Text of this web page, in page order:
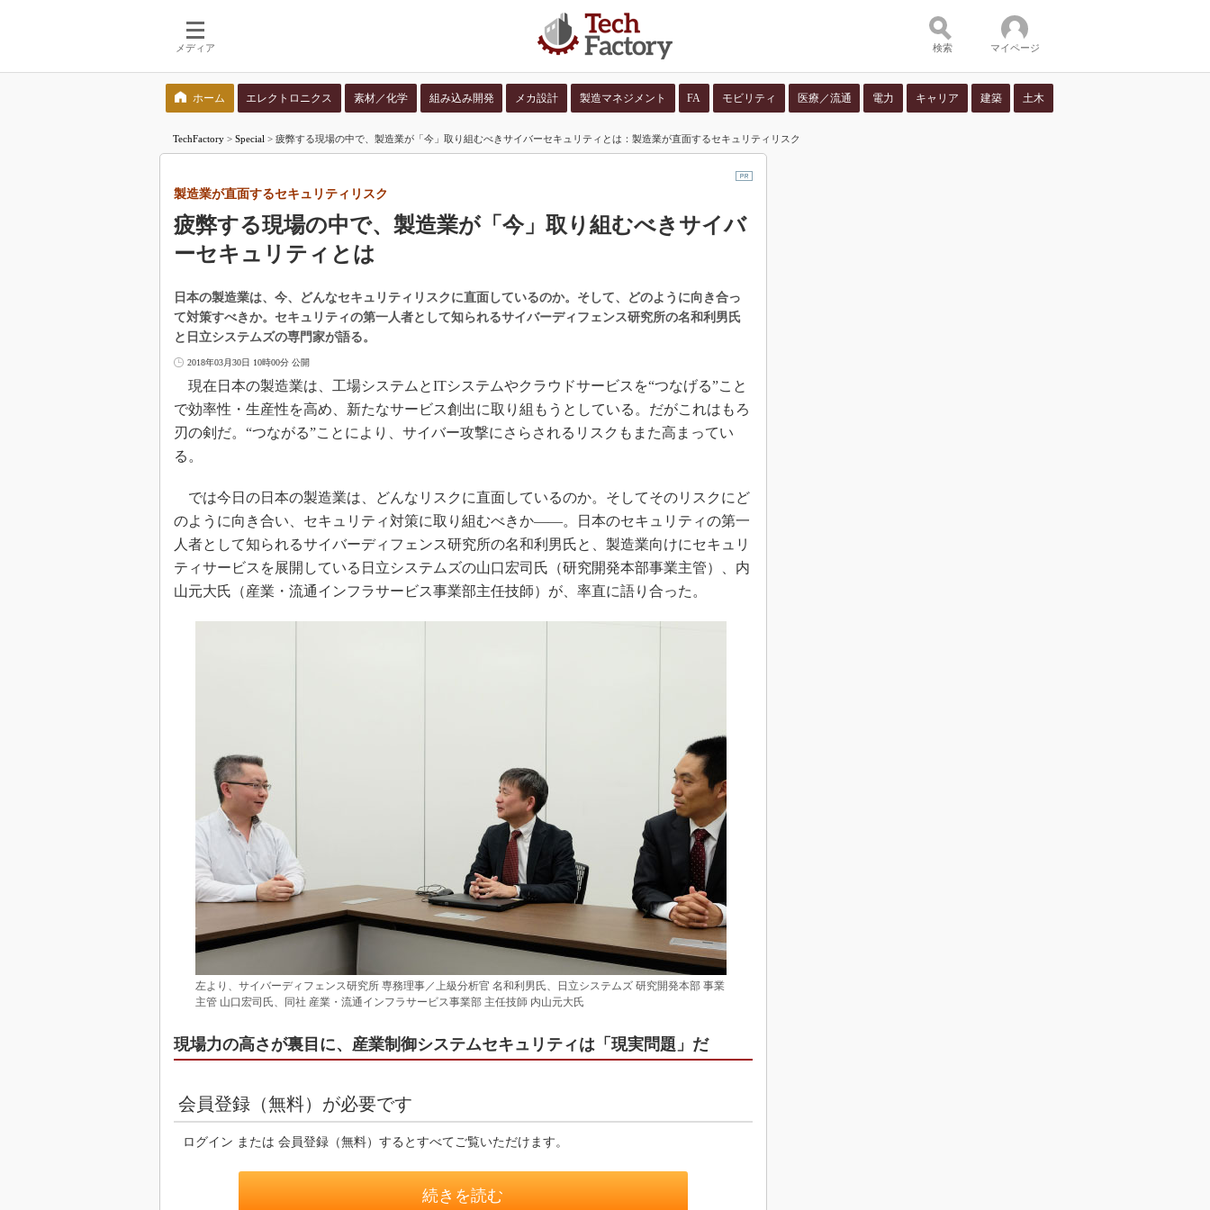
メディア
検索語を入力してください コンテンツ：
並び順：
検索 マイページ
ホーム エレクトロニクス 素材／化学 組み込み開発 メカ設計 製造マネジメント FA モビリティ 医療／流通 電力 キャリア 建築 土木
TechFactory > Special > 疲弊する現場の中で、製造業が「今」取り組むべきサイバーセキュリティとは：製造業が直面するセキュリティリスク
疲弊する現場の中で、製造業が「今」取り組むべきサイバ
ーセキュリティとは
製造業が直面するセキュリティリスク
日本の製造業は、今、どんなセキュリティリスクに直面しているのか。そして、どのように向き合っ
て対策すべきか。セキュリティの第一人者として知られるサイバーディフェンス研究所の名和利男氏
と日立システムズの専門家が語る。
2018年03月30日 10時00分 公開
現在日本の製造業は、工場システムとITシステムやクラウドサービスを“つなげる”こと
で効率性・生産性を高め、新たなサービス創出に取り組もうとしている。だがこれはもろ
刃の剣だ。“つながる”ことにより、サイバー攻撃にさらされるリスクもまた高まってい
る。
では今日の日本の製造業は、どんなリスクに直面しているのか。そしてそのリスクにど
のように向き合い、セキュリティ対策に取り組むべきか――。日本のセキュリティの第一
人者として知られるサイバーディフェンス研究所の名和利男氏と、製造業向けにセキュリ
ティサービスを展開している日立システムズの山口宏司氏（研究開発本部事業主管）、内
山元大氏（産業・流通インフラサービス事業部主任技師）が、率直に語り合った。
左より、サイバーディフェンス研究所 専務理事／上級分析官 名和利男氏、日立システムズ 研究開発本部 事業
主管 山口宏司氏、同社 産業・流通インフラサービス事業部 主任技師 内山元大氏
現場力の高さが裏目に、産業制御システムセキュリティは「現実問題」だ
会員登録（無料）が必要です
ログイン または 会員登録（無料）するとすべてご覧いただけます。
続きを読む